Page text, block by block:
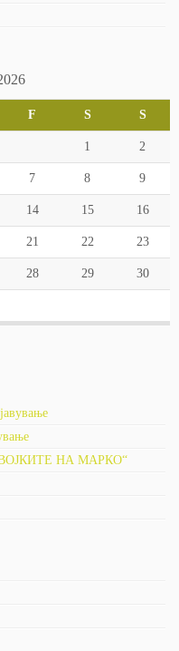
F S S
1 2
7 8 9
14 15 16
21 22 23
28 29 30
НА МАРКО“